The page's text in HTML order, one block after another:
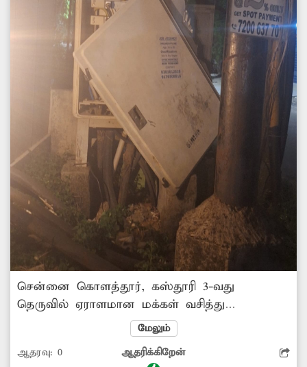
சென்னை கொளத்தூர், கஸ்தூரி 3-வது
தெருவில் ஏராளமான மக்கள் வசித்து
வருகின்றனர். இந்த தெருவில் உள்ள
மின்பெட்டி ஒன்று மிகவும் ஆபத்தான வகையில்
உள்ளது. அதன் கதவுகள் உடைந்து
மேலும்
ஆதரவு: 0 ஆதரிக்கிறேன்